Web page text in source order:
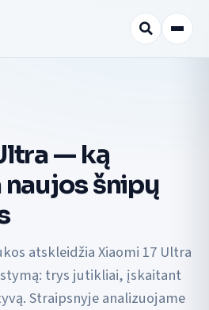
— ką
šnipų
atskleidžia Xiaomi 17 Ultra
trys jutikliai, įskaitant
Straipsnyje analizuojame